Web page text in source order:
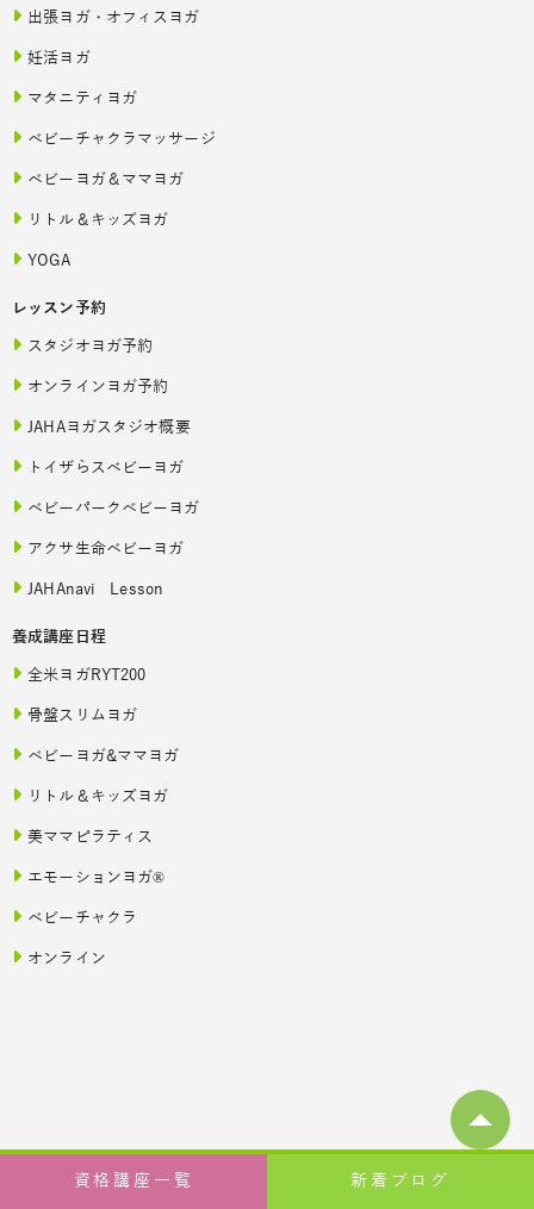
出張ヨガ・オフィスヨガ
妊活ヨガ
マタニティヨガ
ベビーチャクラマッサージ
ベビーヨガ＆ママヨガ
リトル＆キッズヨガ
YOGA
レッスン予約
スタジオヨガ予約
オンラインヨガ予約
JAHAヨガスタジオ概要
トイザらスベビーヨガ
ベビーパークベビーヨガ
アクサ生命ベビーヨガ
JAHAnavi Lesson
養成講座日程
全米ヨガRYT200
骨盤スリムヨガ
ベビーヨガ&ママヨガ
リトル＆キッズヨガ
美ママピラティス
エモーションヨガ®
ベビーチャクラ
オンライン
© 一般社団法人日本ハッピーライフ協会（JAHA）ヨガで繋がる
新着ブログ
資格講座一覧